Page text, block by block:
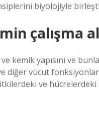
biyolojiyle
çalışma
kemik yapısını ve
diğer vücut
ve hücrelerdeki